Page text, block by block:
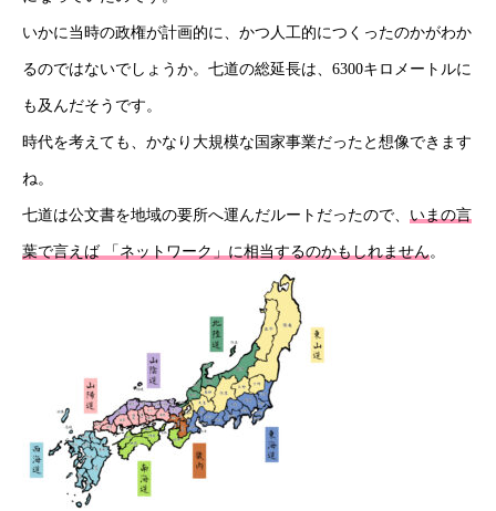
HOME
会社概要
健康企業宣言
お問い合わせ
個人情報保護方針
いかに当時の政権が計画的に、かつ人工的につくったのかがわか
るのではないでしょうか。七道の総延長は、6300キロメートルに
も及んだそうです。
時代を考えても、かなり大規模な国家事業だったと想像できます
ね。
七道は公文書を地域の要所へ運んだルートだったので、 いまの言
葉で言えば 「ネットワーク」に相当するのかもしれません。